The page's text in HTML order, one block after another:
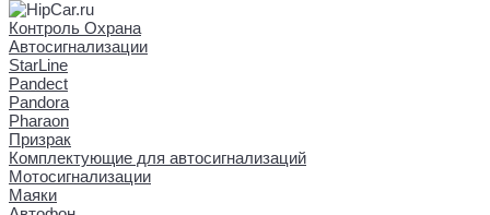
Контроль Охрана
Автосигнализации
StarLine
Pandect
Pandora
Pharaon
Призрак
Комплектующие для автосигнализаций
Мотосигнализации
Маяки